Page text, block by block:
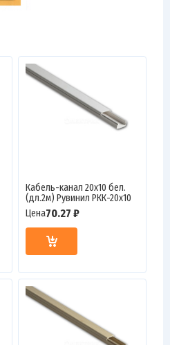
Кабель-канал 20х10 бел.
(дл.2м) Рувинил РКК-20х10
Цена70.27 ₽